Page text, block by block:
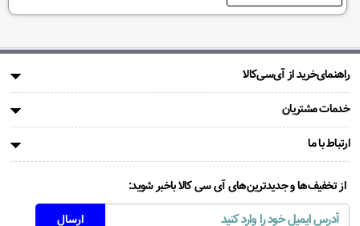
راهنمای‌خرید از آی‌سی‌کالا
خدمات مشتریان
ارتباط با ما
از تخفیف‌ها و جدیدترین‌های آی سی کالا باخبر شوید: